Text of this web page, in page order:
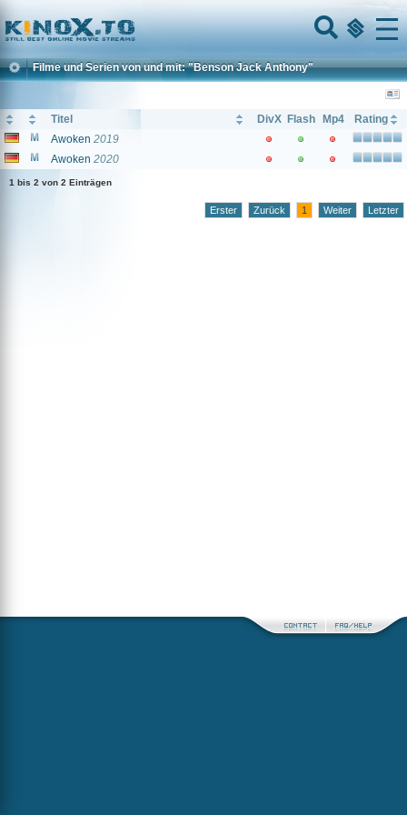
Home
Menu
Filme und Serien von und mit: "Benson Jack Anthony"
Titel DivX Flash Mp4
Rating
Awoken 2019
Awoken 2020
1 bis 2 von 2 Einträgen
Erster Zurück 1 Weiter Letzter